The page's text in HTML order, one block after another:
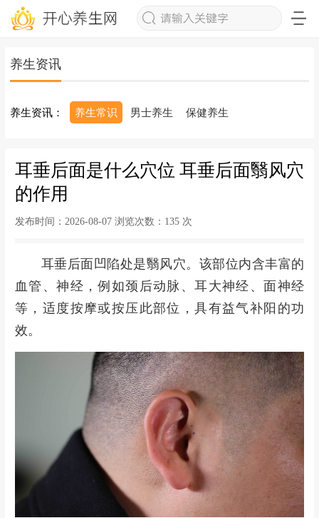
养生资讯
养生资讯： 养生常识 男士养生 保健养生
耳垂后面是什么穴位 耳垂后面翳风穴
的作用
发布时间：2026-08-07 浏览次数： 135 次
耳垂后面凹陷处是翳风穴。该部位内含丰富的
血管、神经，例如颈后动脉、耳大神经、面神经
等，适度按摩或按压此部位，具有益气补阳的功
效。